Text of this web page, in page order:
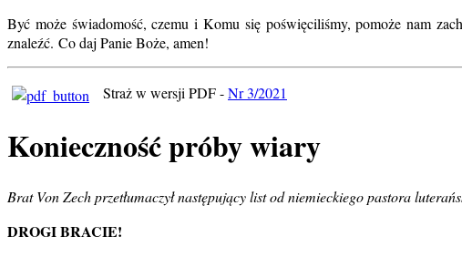
Być może świadomość, czemu i Komu się poświęciliśmy, pomoże nam
znaleźć. Co daj Panie Boże, amen!
Straż w wersji PDF -Nr 3/2021
Konieczność próby wiary
Brat Von Zech przetłumaczył następujący list od niemieckiego pastora
DROGI BRACIE!